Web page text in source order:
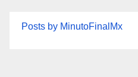
Posts by MinutoFinalMx